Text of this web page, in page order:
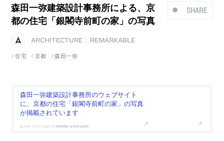
SHARE
森田一弥建築設計事務所による、京
都の住宅「銀閣寺前町の家」の写真
ARCHITECTURE
REMARKABLE
住宅
京都 森田一弥
森田一弥建築設計事務所のウェブサイト
に、京都の住宅「銀閣寺前町の家」の写真
が掲載されています
morita-arch.com